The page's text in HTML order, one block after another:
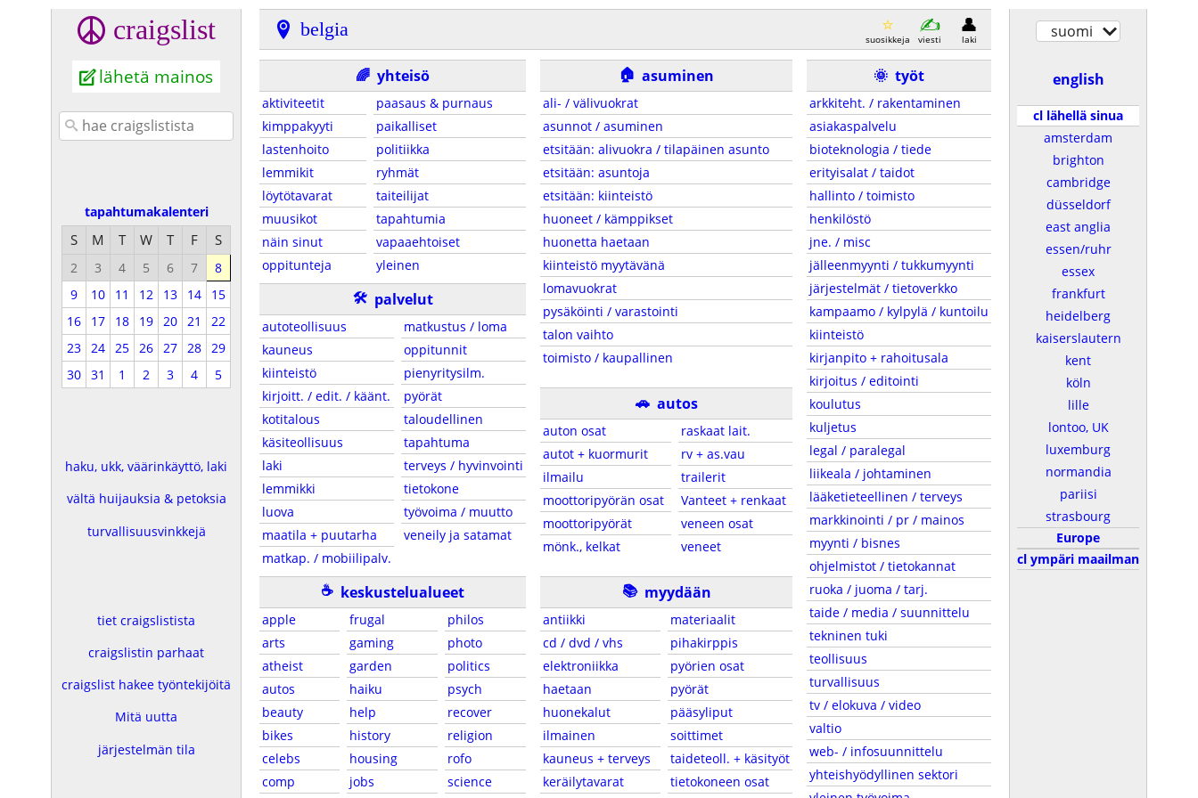
craigslist
lähetä mainos
tapahtumakalenteri
S M T W T F S
2 3 4 5 6 7
8
9
10 11 12 13 14
15
16
17 18 19 20 21
22
23 24 25 26 27 28 29
30 31 1 2 3 4 5
haku, ukk, väärinkäyttö, laki
vältä huijauksia & petoksia
turvallisuusvinkkejä
tiet craigslistista
craigslistin parhaat
craigslist hakee työntekijöitä
Mitä uutta
järjestelmän tila
belgia suosikkeja viesti laki
🌈 yhteisö
aktiviteetit
kimppakyyti
lastenhoito
lemmikit
löytötavarat
muusikot
näin sinut
oppitunteja
paasaus & purnaus
paikalliset
politiikka
ryhmät
taiteilijat
tapahtumia
vapaaehtoiset
yleinen
🛠 palvelut
autoteollisuus
kauneus
kiinteistö
kirjoitt. / edit. / käänt.
kotitalous
käsiteollisuus
laki
lemmikki
luova
maatila + puutarha
matkap. / mobiilipalv.
matkustus / loma
oppitunnit
pienyritysilm.
pyörät
taloudellinen
tapahtuma
terveys / hyvinvointi
tietokone
työvoima / muutto
veneily ja satamat
☕ keskustelualueet
apple
arts
atheist
autos
beauty
bikes
celebs
comp
frugal
gaming
garden
haiku
help
history
housing
jobs
philos
photo
politics
psych
recover
religion
rofo
science
🏠 asuminen
ali- / välivuokrat
asunnot / asuminen
etsitään: alivuokra / tilapäinen asunto
etsitään: asuntoja
etsitään: kiinteistö
huoneet / kämppikset
huonetta haetaan
kiinteistö myytävänä
lomavuokrat
pysäköinti / varastointi
talon vaihto
toimisto / kaupallinen
🚗 autos
auton osat
autot + kuormurit
ilmailu
moottoripyörän osat
moottoripyörät
mönk., kelkat
raskaat lait.
rv + as.vau
trailerit
Vanteet + renkaat
veneen osat
veneet
📚 myydään
antiikki
cd / dvd / vhs
elektroniikka
haetaan
huonekalut
ilmainen
kauneus + terveys
keräilytavarat
materiaalit
pihakirppis
pyörien osat
pyörät
pääsyliput
soittimet
taideteoll. + käsityöt
tietokoneen osat
🌞 työt
arkkiteht. / rakentaminen
asiakaspalvelu
bioteknologia / tiede
erityisalat / taidot
hallinto / toimisto
henkilöstö
jne. / misc
jälleenmyynti / tukkumyynti
järjestelmät / tietoverkko
kampaamo / kylpylä / kuntoilu
kiinteistö
kirjanpito + rahoitusala
kirjoitus / editointi
koulutus
kuljetus
legal / paralegal
liikeala / johtaminen
lääketieteellinen / terveys
markkinointi / pr / mainos
myynti / bisnes
ohjelmistot / tietokannat
ruoka / juoma / tarj.
taide / media / suunnittelu
tekninen tuki
teollisuus
turvallisuus
tv / elokuva / video
valtio
web- / infosuunnittelu
yhteishyödyllinen sektori
suomi
english
cl lähellä sinua
amsterdam
brighton
cambridge
düsseldorf
east anglia
essen/ruhr
essex
frankfurt
heidelberg
kaiserslautern
kent
köln
lille
lontoo, UK
luxemburg
normandia
pariisi
strasbourg
Europe
cl ympäri maailman